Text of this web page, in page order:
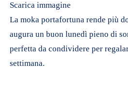
Scarica immagine
La moka portafortuna rende più
augura un buon lunedì pieno di
perfetta da condividere per
settimana.